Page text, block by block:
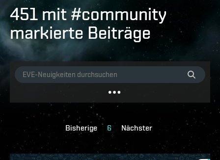
451 mit #community
markierte Beiträge
Bisherige 6 Nächster